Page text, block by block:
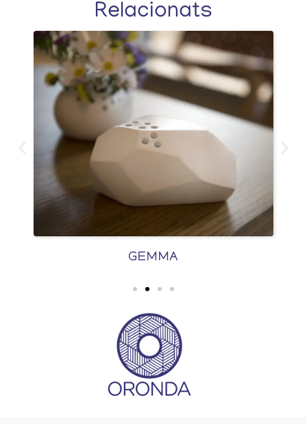
Relacionats
GEMMA